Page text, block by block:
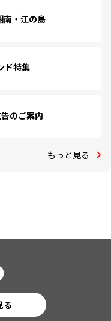
南・江の島
ド特集
のご案内
もっと見る
る